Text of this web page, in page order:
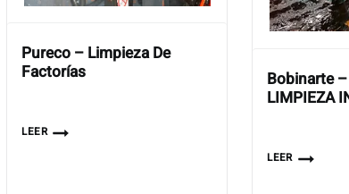
Pureco – Limpieza De
Factorías
LEER
Bobinarte –
LIMPIEZA
LEER